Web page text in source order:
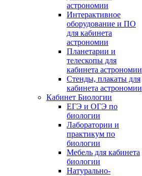
астрономии
Интерактивное
оборудование и ПО
для кабинета
астрономии
Планетарии и
телескопы для
кабинета астрономии
Стенды, плакаты для
кабинета астрономии
Кабинет Биологии
ЕГЭ и ОГЭ по
биологии
Лаборатории и
практикум по
биологии
Мебель для кабинета
биологии
Натурально-